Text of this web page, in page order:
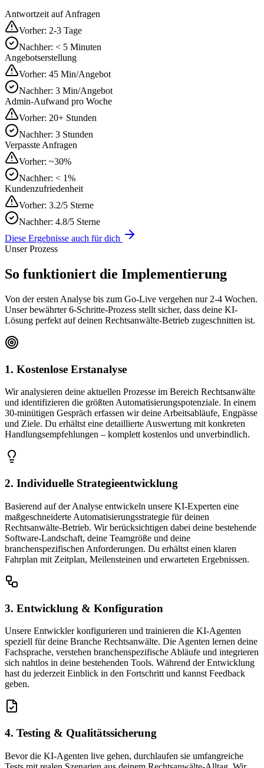
Antwortzeit auf Anfragen
Vorher: 2-3 Tage
Nachher: < 5 Minuten
Angebotserstellung
Vorher: 45 Min/Angebot
Nachher: 3 Min/Angebot
Admin-Aufwand pro Woche
Vorher: 20+ Stunden
Nachher: 3 Stunden
Verpasste Anfragen
Vorher: ~30%
Nachher: < 1%
Kundenzufriedenheit
Vorher: 3.2/5 Sterne
Nachher: 4.8/5 Sterne
Diese Ergebnisse auch für dich
Unser Prozess
So funktioniert die Implementierung
Von der ersten Analyse bis zum Go-Live vergehen nur 2-4 Wochen.
Unser bewährter 6-Schritte-Prozess stellt sicher, dass deine KI-
Lösung perfekt auf deinen Rechtsanwälte-Betrieb zugeschnitten ist.
1. Kostenlose Erstanalyse
Wir analysieren deine aktuellen Prozesse im Bereich Rechtsanwälte
und identifizieren die größten Automatisierungspotenziale. In einem
30-minütigen Gespräch erfassen wir deine Arbeitsabläufe, Engpässe
und Ziele. Du erhältst eine detaillierte Auswertung mit konkreten
Handlungsempfehlungen – komplett kostenlos und unverbindlich.
2. Individuelle Strategieentwicklung
Basierend auf der Analyse entwickeln unsere KI-Experten eine
maßgeschneiderte Automatisierungsstrategie für deinen
Rechtsanwälte-Betrieb. Wir berücksichtigen dabei deine bestehende
Software-Landschaft, deine Teamgröße und deine
branchenspezifischen Anforderungen. Du erhältst einen klaren
Fahrplan mit Zeitplan, Meilensteinen und erwarteten Ergebnissen.
3. Entwicklung & Konfiguration
Unsere Entwickler konfigurieren und trainieren die KI-Agenten
speziell für deine Branche Rechtsanwälte. Die Agenten lernen deine
Fachsprache, verstehen branchenspezifische Abläufe und integrieren
sich nahtlos in deine bestehenden Tools. Während der Entwicklung
hast du jederzeit Einblick in den Fortschritt und kannst Feedback
geben.
4. Testing & Qualitätssicherung
Bevor die KI-Agenten live gehen, durchlaufen sie umfangreiche